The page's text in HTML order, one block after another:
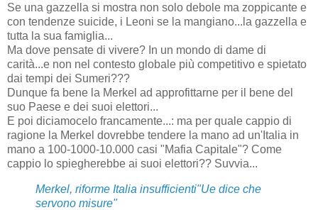
Se una gazzella si mostra non solo debole ma zoppicante e
con tendenze suicide, i Leoni se la mangiano...la gazzella e
tutta la sua famiglia...
Ma dove pensate di vivere? In un mondo di dame di
carità...e non nel contesto globale più competitivo e spietato
dai tempi dei Sumeri???
Dunque fa bene la Merkel ad approfittarne per il bene del
suo Paese e dei suoi elettori...
E poi diciamocelo francamente...: ma per quale cappio di
ragione la Merkel dovrebbe tendere la mano ad un'Italia in
mano a 100-1000-10.000 casi "Mafia Capitale"? Come
cappio lo spiegherebbe ai suoi elettori?? Suvvia...
Merkel, riforme Italia insufficienti"Ue dice che
servono misure"